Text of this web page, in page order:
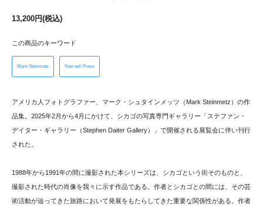
13,200円(税込)
この商品のキーワード
Mark Steinmetz Nazraeli Press
アメリカ人フォトグラファー、マーク・シュタインメッツ（Mark Steinmetz）の作
品集。2025年2月から4月にかけて、シカゴの写真専門ギャラリー「ステファン・
デイター・ギャラリー（Stephen Daiter Gallery）」で開催される展覧会に伴い刊行
された。
1988年から1991年の間に撮影された本シリーズは、シカゴという街そのものと、
撮影された時代の肖像を我々に示す作品である。作者とシカゴとの間には、その芸
術活動が辿ってきた旅路において発展をもたらしてきた重要な関係性がある。作者